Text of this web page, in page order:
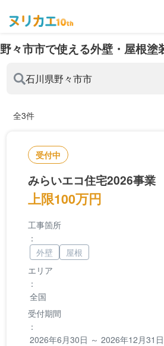
野々市市で使える外壁・屋根塗
石川県野々市市
全3件
受付中
みらいエコ住宅2026事業
上限100万円
エリア
：
全国
受付期間
：
2026年6月30日 ～ 2026年12月31日
工事箇所
：
外壁
屋根